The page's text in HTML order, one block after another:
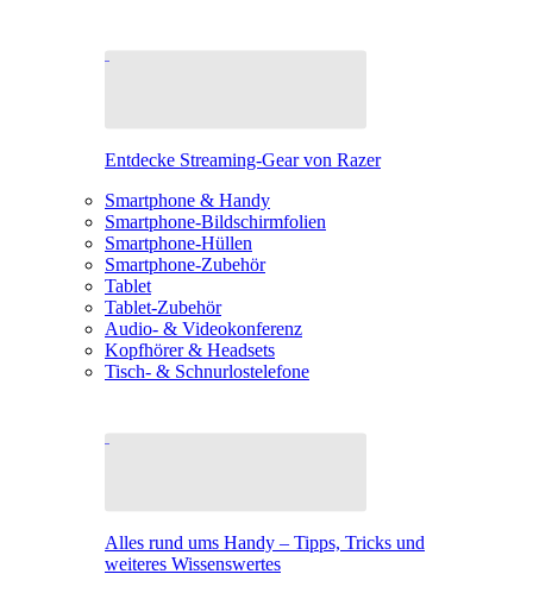
Entdecke Streaming-Gear von Razer
Smartphone & Handy
Smartphone-Bildschirmfolien
Smartphone-Hüllen
Smartphone-Zubehör
Tablet
Tablet-Zubehör
Audio- & Videokonferenz
Kopfhörer & Headsets
Tisch- & Schnurlostelefone
Alles rund ums Handy – Tipps, Tricks und
weiteres Wissenswertes